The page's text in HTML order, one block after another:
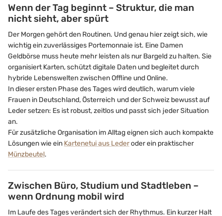
Wenn der Tag beginnt – Struktur, die man
nicht sieht, aber spürt
Der Morgen gehört den Routinen. Und genau hier zeigt sich, wie
wichtig ein zuverlässiges Portemonnaie ist. Eine Damen
Geldbörse muss heute mehr leisten als nur Bargeld zu halten. Sie
organisiert Karten, schützt digitale Daten und begleitet durch
hybride Lebenswelten zwischen Offline und Online.
In dieser ersten Phase des Tages wird deutlich, warum viele
Frauen in Deutschland, Österreich und der Schweiz bewusst auf
Leder setzen: Es ist robust, zeitlos und passt sich jeder Situation
an.
Für zusätzliche Organisation im Alltag eignen sich auch kompakte
Lösungen wie ein Kartenetui aus Lederoder ein praktischer
Münzbeutel.
Zwischen Büro, Studium und Stadtleben –
wenn Ordnung mobil wird
Im Laufe des Tages verändert sich der Rhythmus. Ein kurzer Halt